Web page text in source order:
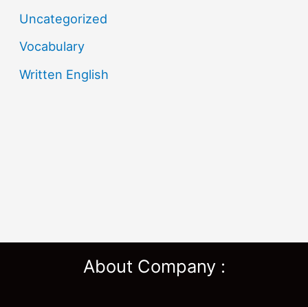
Uncategorized
Vocabulary
Written English
About Company :